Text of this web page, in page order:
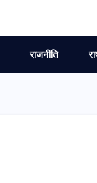
राजनीति